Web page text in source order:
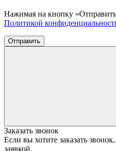
Нажимая на кнопку
Политикой
Отправить
Заказать звонок
Если вы хотите заказать
заявкой.